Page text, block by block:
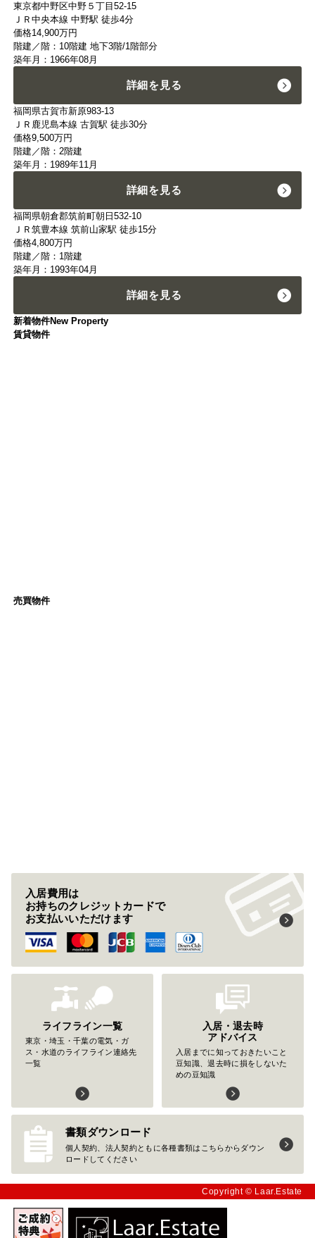
東京都中野区中野５丁目52-15
ＪＲ中央本線 中野駅 徒歩4分
価格14,900万円
階建／階：10階建 地下3階/1階部分
築年月：1966年08月
詳細を見る
福岡県古賀市新原983-13
ＪＲ鹿児島本線 古賀駅 徒歩30分
価格9,500万円
階建／階：2階建
築年月：1989年11月
詳細を見る
福岡県朝倉郡筑前町朝日532-10
ＪＲ筑豊本線 筑前山家駅 徒歩15分
価格4,800万円
階建／階：1階建
築年月：1993年04月
詳細を見る
新着物件New Property
賃貸物件
売買物件
入居費用は
お持ちのクレジットカードで
お支払いいただけます
ライフライン一覧
東京・埼玉・千葉の電気・ガ
ス・水道のライフライン連絡先
一覧
入居・退去時
アドバイス
入居までに知っておきたいこと
豆知識、退去時に損をしないた
めの豆知識
書類ダウンロード
個人契約、法人契約ともに各種書類はこちらからダウン
ロードしてください
Copyright © Laar.Estate